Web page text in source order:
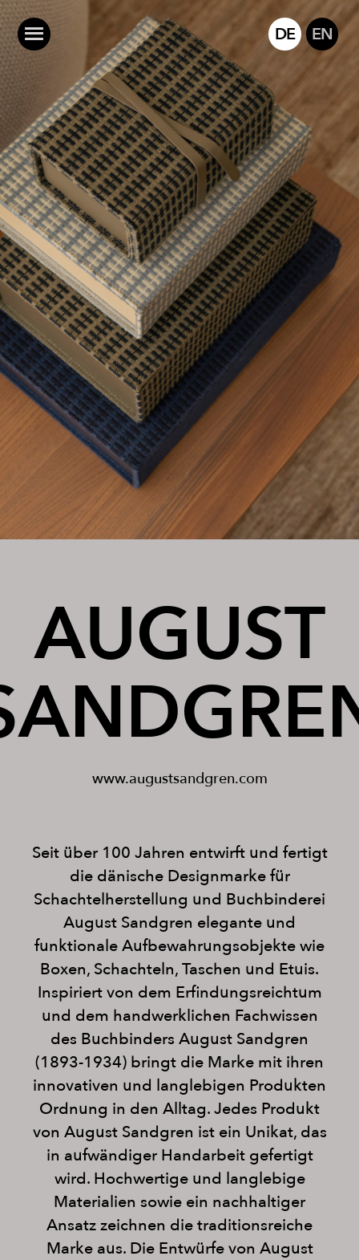
DE EN
AUGUST
www.augustsandgren.com
Seit über 100 Jahren entwirft und fertigt
die dänische Designmarke für
Schachtelherstellung und Buchbinderei
August Sandgren elegante und
funktionale Aufbewahrungsobjekte wie
Boxen, Schachteln, Taschen und Etuis.
Inspiriert von dem Erfindungsreichtum
und dem handwerklichen Fachwissen
des Buchbinders August Sandgren
(1893-1934) bringt die Marke mit ihren
innovativen und langlebigen Produkten
Ordnung in den Alltag. Jedes Produkt
von August Sandgren ist ein Unikat, das
in aufwändiger Handarbeit gefertigt
wird. Hochwertige und langlebige
Materialien sowie ein nachhaltiger
Ansatz zeichnen die traditionsreiche
Marke aus. Die Entwürfe von August